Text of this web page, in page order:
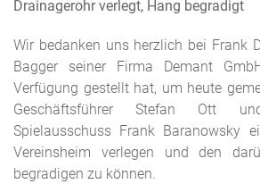
Drainagerohr verlegt, Hang begradigt
Wir bedanken uns herzlich bei Frank
Bagger seiner Firma Demant
Verfügung gestellt hat, um heute
Geschäftsführer Stefan Ott
Spielausschuss Frank Baranowsky
Vereinsheim verlegen und den
begradigen zu können.